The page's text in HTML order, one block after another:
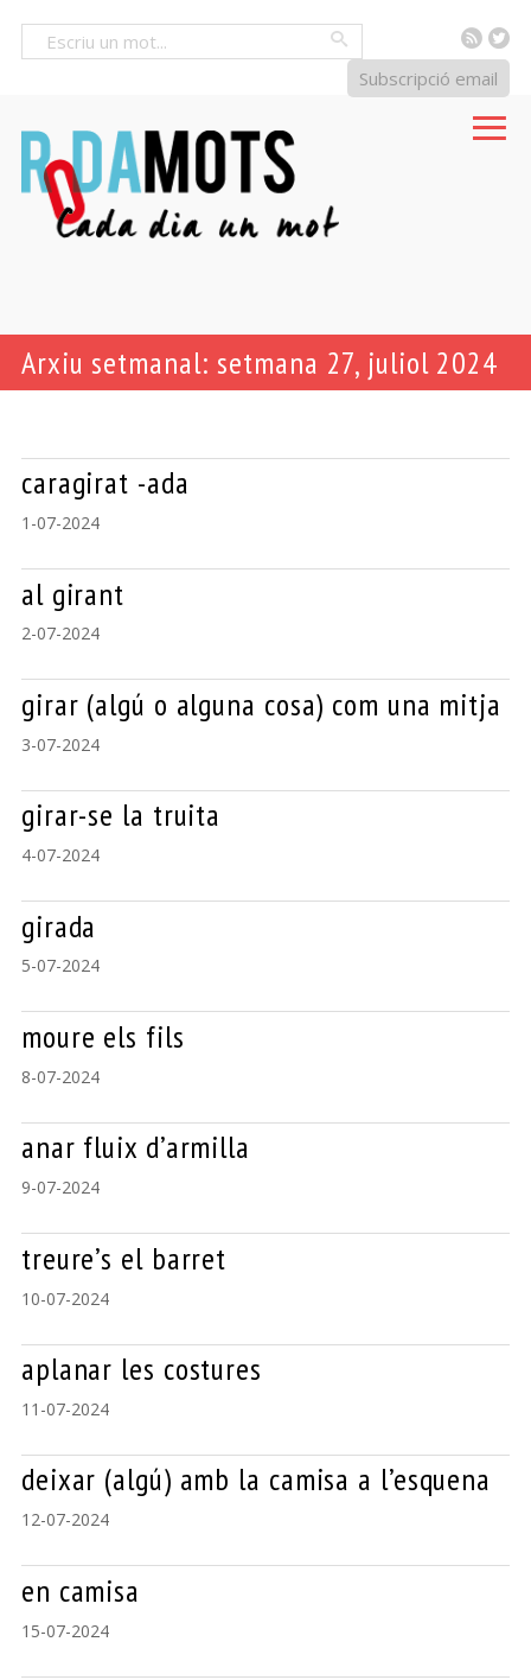
RSS
Subscripció email
Arxiu setmanal: setmana 27, juliol 2024
caragirat -ada
1-07-2024
al girant
2-07-2024
girar (algú o alguna cosa) com una mitja
3-07-2024
girar-se la truita
4-07-2024
girada
5-07-2024
moure els fils
8-07-2024
anar fluix d’armilla
9-07-2024
treure’s el barret
10-07-2024
aplanar les costures
11-07-2024
deixar (algú) amb la camisa a l’esquena
12-07-2024
en camisa
15-07-2024